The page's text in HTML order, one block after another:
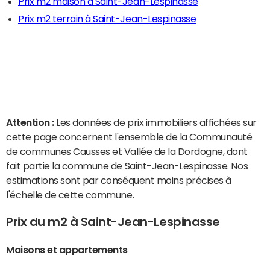
Prix m2 terrain à Saint-Jean-Lespinasse
Attention : Les données de prix immobiliers affichées sur
cette page concernent l'ensemble de la Communauté
de communes Causses et Vallée de la Dordogne, dont
fait partie la commune de Saint-Jean-Lespinasse. Nos
estimations sont par conséquent moins précises à
l'échelle de cette commune.
Prix du m2 à Saint-Jean-Lespinasse
Maisons et appartements